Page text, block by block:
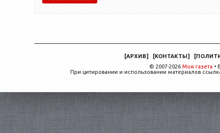
[АРХИВ] [КОНТАКТЫ] [
© 2007-2026 Моя газета •
При цитировании и использовании материалов